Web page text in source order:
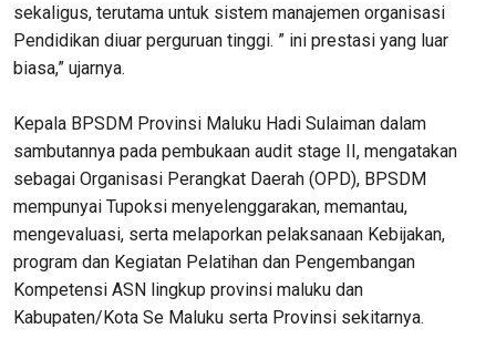
sekaligus, terutama untuk sistem manajemen organisasi
Pendidikan diuar perguruan tinggi. ” ini prestasi yang luar
biasa,” ujarnya.
Kepala BPSDM Provinsi Maluku Hadi Sulaiman dalam
sambutannya pada pembukaan audit stage II, mengatakan
sebagai Organisasi Perangkat Daerah (OPD), BPSDM
mempunyai Tupoksi menyelenggarakan, memantau,
mengevaluasi, serta melaporkan pelaksanaan Kebijakan,
program dan Kegiatan Pelatihan dan Pengembangan
Kompetensi ASN lingkup provinsi maluku dan
Kabupaten/Kota Se Maluku serta Provinsi sekitarnya.